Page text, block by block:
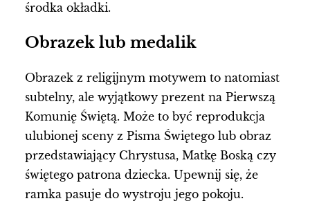
środka okładki.
Obrazek lub medalik
Obrazek z religijnym motywem to natomiast
subtelny, ale wyjątkowy prezent na Pierwszą
Komunię Świętą. Może to być reprodukcja
ulubionej sceny z Pisma Świętego lub obraz
przedstawiający Chrystusa, Matkę Boską czy
świętego patrona dziecka. Upewnij się, że
ramka pasuje do wystroju jego pokoju.